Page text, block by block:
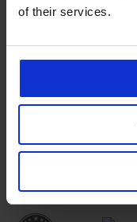
of their services.
O SPOLEČNOSTI